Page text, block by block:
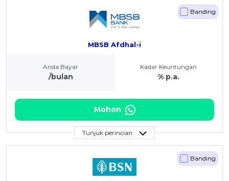
MBSB Afdhal-i
Banding
Anda Bayar
/bulan
Kadar Keuntungan
% p.a.
Mohon
Tunjuk perincian
Banding